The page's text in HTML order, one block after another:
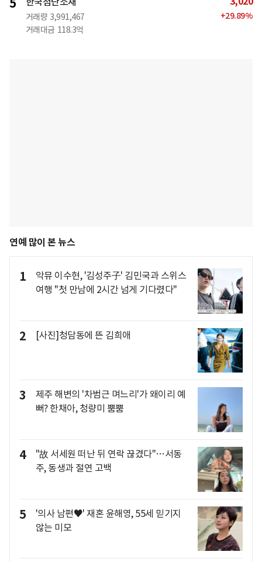
5
거래량 3,991,467
거래대금 118.3억
+29.89%
연예 많이 본 뉴스
1
악뮤 이수현, '김성주子' 김민국과 스위스
여행 "첫 만남에 2시간 넘게 기다렸다"
2 [사진]청담동에 뜬 김희애
3
제주 해변의 '차범근 며느리'가 왜이리 예
뻐? 한채아, 청량미 뿜뿜
4
"故 서세원 떠난 뒤 연락 끊겼다"…서동
주, 동생과 절연 고백
5
'의사 남편♥' 재혼 윤해영, 55세 믿기지
않는 미모